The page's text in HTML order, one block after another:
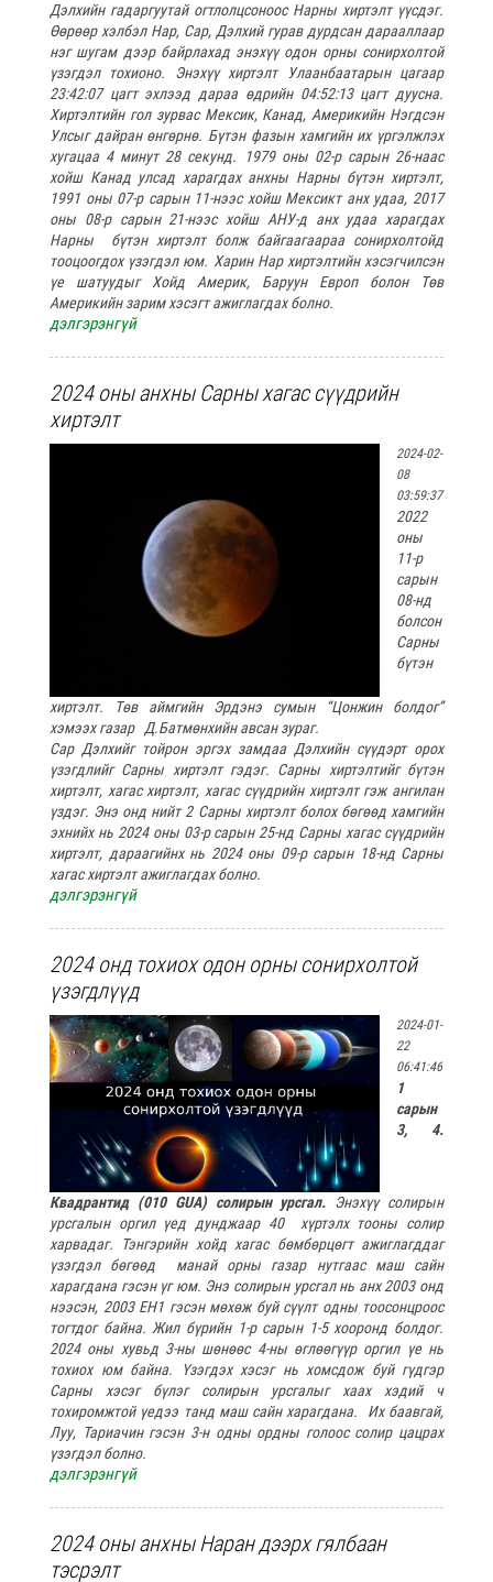
Дэлхийн гадаргуутай огтлолцсоноос Нарны хиртэлт үүсдэг.
Өөрөөр хэлбэл Нар, Сар, Дэлхий гурав дурдсан дарааллаар
нэг шугам дээр байрлахад энэхүү одон орны сонирхолтой
үзэгдэл тохионо. Энэхүү хиртэлт Улаанбаатарын цагаар
23:42:07 цагт эхлээд дараа өдрийн 04:52:13 цагт дуусна.
Хиртэлтийн гол зурвас Мексик, Канад, Америкийн Нэгдсэн
Улсыг дайран өнгөрнө. Бүтэн фазын хамгийн их үргэлжлэх
хугацаа 4 минут 28 секунд. 1979 оны 02-р сарын 26-наас
хойш Канад улсад харагдах анхны Нарны бүтэн хиртэлт,
1991 оны 07-р сарын 11-нээс хойш Мексикт анх удаа, 2017
оны 08-р сарын 21-нээс хойш АНУ-д анх удаа харагдах
Нарны бүтэн хиртэлт болж байгаагаараа сонирхолтойд
тооцоогдох үзэгдэл юм. Харин Нар хиртэлтийн хэсэгчилсэн
үе шатуудыг Хойд Америк, Баруун Европ болон Төв
Америкийн зарим хэсэгт ажиглагдах болно.
дэлгэрэнгүй
2024 оны анхны Сарны хагас сүүдрийн
хиртэлт
2024-02-
08
03:59:37
2022
оны
11-р
сарын
08-нд
болсон
Сарны
бүтэн
хиртэлт. Төв аймгийн Эрдэнэ сумын “Цонжин болдог”
хэмээх газар Д.Батмөнхийн авсан зураг.
Сар Дэлхийг тойрон эргэх замдаа Дэлхийн сүүдэрт орох
үзэгдлийг Сарны хиртэлт гэдэг. Сарны хиртэлтийг бүтэн
хиртэлт, хагас хиртэлт, хагас сүүдрийн хиртэлт гэж ангилан
үздэг. Энэ онд нийт 2 Сарны хиртэлт болох бөгөөд хамгийн
эхнийх нь 2024 оны 03-р сарын 25-нд Сарны хагас сүүдрийн
хиртэлт, дараагийнх нь 2024 оны 09-р сарын 18-нд Сарны
хагас хиртэлт ажиглагдах болно.
дэлгэрэнгүй
2024 онд тохиох одон орны сонирхолтой
үзэгдлүүд
2024-01-
22
06:41:46
1
сарын
3, 4.
Квадрантид (010 GUA) солирын урсгал. Энэхүү солирын
урсгалын оргил үед дунджаар 40 хүртэлх тооны солир
харвадаг. Тэнгэрийн хойд хагас бөмбөрцөгт ажиглагддаг
үзэгдэл бөгөөд манай орны газар нутгаас маш сайн
харагдана гэсэн үг юм. Энэ солирын урсгал нь анх 2003 онд
нээсэн, 2003 EH1 гэсэн мөхөж буй сүүлт одны тоосонцроос
тогтдог байна. Жил бүрийн 1-р сарын 1-5 хооронд болдог.
2024 оны хувьд 3-ны шөнөөс 4-ны өглөөгүүр оргил үе нь
тохиох юм байна. Үзэгдэх хэсэг нь хомсдож буй гүдгэр
Сарны хэсэг бүлэг солирын урсгалыг хаах хэдий ч
тохиромжтой үедээ танд маш сайн харагдана. Их баавгай,
Луу, Тариачин гэсэн 3-н одны ордны голоос солир цацрах
үзэгдэл болно.
дэлгэрэнгүй
2024 оны анхны Наран дээрх гялбаан
тэсрэлт